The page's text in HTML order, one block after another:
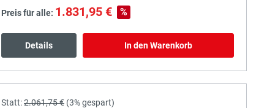
Preis für alle: 1.831,95 € %
Details In den Warenkorb
Statt:2.061,75 € (3%gespart)